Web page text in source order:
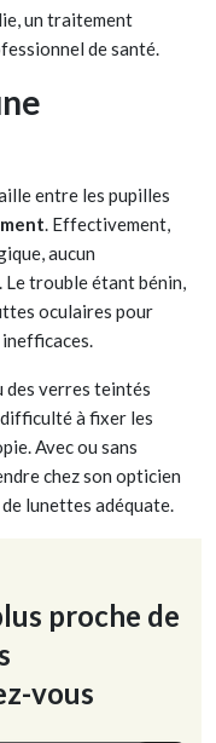
un traitement
de santé.
entre les pupilles
. Effectivement,
aucun
Le trouble étant bénin,
oculaires pour
des verres teintés
à fixer les
Avec ou sans
chez son opticien
lunettes adéquate.
proche de
vous